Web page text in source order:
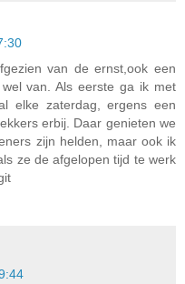
van de ernst,ook een
van. Als eerste ga ik met
elke zaterdag, ergens een
erbij. Daar genieten we
zijn helden, maar ook ik
ze de afgelopen tijd te werk